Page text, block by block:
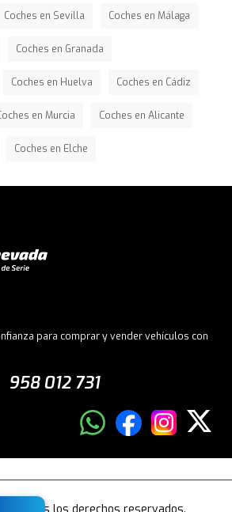
Coches en Sevilla Coches en Málaga
Coches en Granada
Coches en Huelva Coches en Cádiz
en Murcia Coches en Alicante
Coches en Elche
para comprar y vender vehículos con
958 012 731